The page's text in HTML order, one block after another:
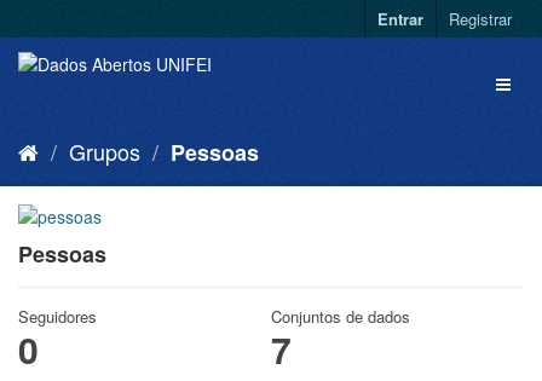
Entrar Registrar
Grupos Pessoas
Pessoas
Seguidores
0
Conjuntos de dados
7